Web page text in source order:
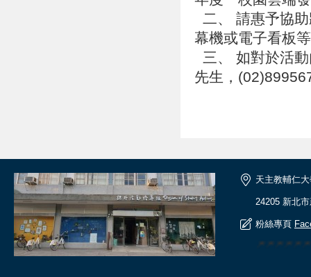
二、 請惠予協
幕機或電子看板
三、 如對於活
先生，
天主教輔仁
24205 新北
粉絲專頁